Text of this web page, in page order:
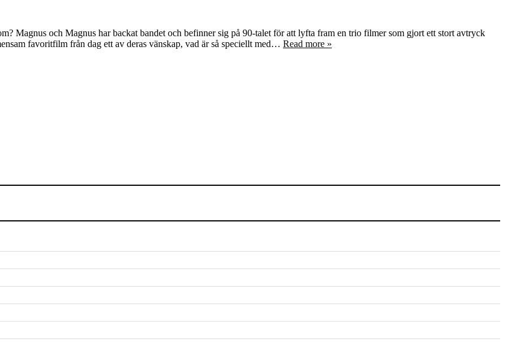
Magnus och Magnus har backat bandet och befinner sig på 90-talet för att lyfta fram en trio filmer som gjort ett stort avtryck
favoritfilm från dag ett av deras vänskap, vad är så speciellt med… Read more »